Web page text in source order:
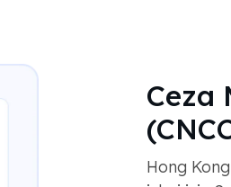
Ceza
Hong